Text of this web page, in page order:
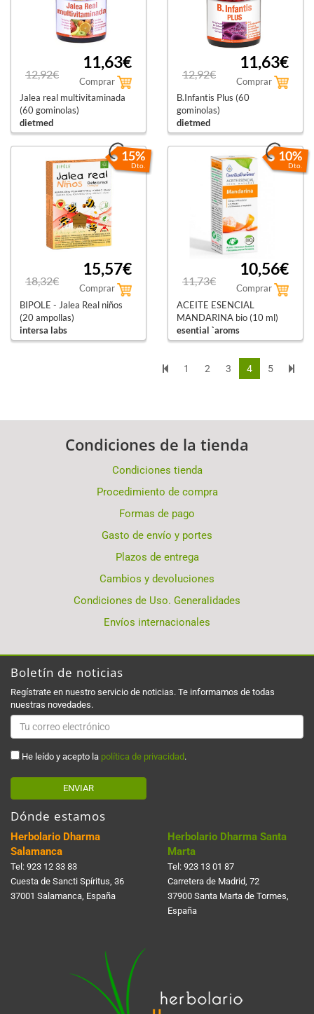
12,92€
11,63€
Comprar
Jalea real multivitaminada
(60 gominolas)
dietmed
12,92€
11,63€
Comprar
B.Infantis Plus (60
gominolas)
dietmed
15%
Dto.
18,32€
15,57€
Comprar
BIPOLE - Jalea Real niños
(20 ampollas)
intersa labs
10%
Dto.
11,73€
10,56€
Comprar
ACEITE ESENCIAL
MANDARINA bio (10 ml)
esential `aroms
1 2 3 4 5
Condiciones de la tienda
Condiciones tienda
Procedimiento de compra
Formas de pago
Gasto de envío y portes
Plazos de entrega
Cambios y devoluciones
Condiciones de Uso. Generalidades
Envíos internacionales
Boletín de noticias
Regístrate en nuestro servicio de noticias. Te informamos de todas
nuestras novedades.
He leído y acepto la política de privacidad.
ENVIAR
Dónde estamos
Herbolario Dharma
Salamanca
Tel: 923 12 33 83
Cuesta de Sancti Spí­ritus, 36
37001 Salamanca, España
Herbolario Dharma Santa
Marta
Tel: 923 13 01 87
Carretera de Madrid, 72
37900 Santa Marta de Tormes,
España